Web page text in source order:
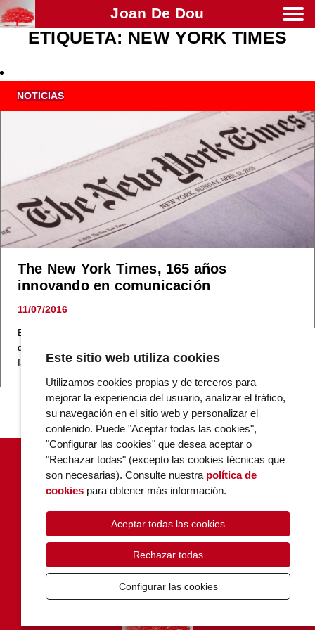
Joan De Dou
ETIQUETA: NEW YORK TIMES
NOTICIAS
The New York Times, 165 años
innovando en comunicación
11/07/2016
El 18 de septiembre de 1851 se publicaba el primer ejemplar
de The New York Times. 165 años después, esta empresa
familiar es un holding de comunicación con un volumen…
POLÍTICA DE COOKIES
CONTACTO
Este sitio web utiliza cookies
Utilizamos cookies propias y de terceros para
mejorar la experiencia del usuario, analizar el tráfico,
su navegación en el sitio web y personalizar el
contenido. Puede "Aceptar todas las cookies",
"Configurar las cookies" que desea aceptar o
"Rechazar todas" (excepto las cookies técnicas que
son necesarias). Consulte nuestra política de
cookies para obtener más información.
Aceptar todas las cookies
Rechazar todas
Configurar las cookies